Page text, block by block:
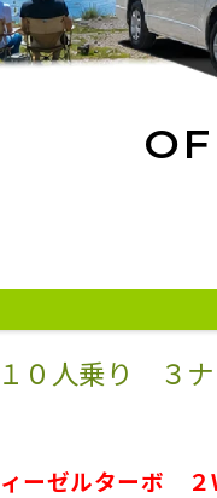
人乗り ３ナ
ーゼルターボ ２